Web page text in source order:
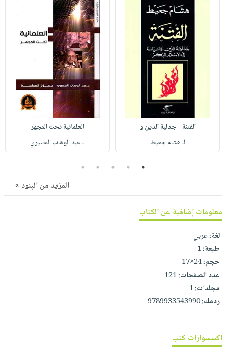
اكسسوارات
ملابس
مطرزات
حقائب
صابون
أطفال
مناسبات
iKitab
فيديوهات
يتكرر
نيل
وفرات
انشر
كتابك
تواصل
معنا
الفتنة - جدلية الدين و
لـ هشام جعيط
العلمانية تحت المجهر
لـ عبد الوهاب المسيري
1
2
3
4
5
المزيد من البنود »
معلومات إضافية عن الكتاب
لغة:عربي
طبعة:1
حجم:24×17
عدد الصفحات:121
مجلدات:1
ردمك:9789933543990
اكسسوارات كتب